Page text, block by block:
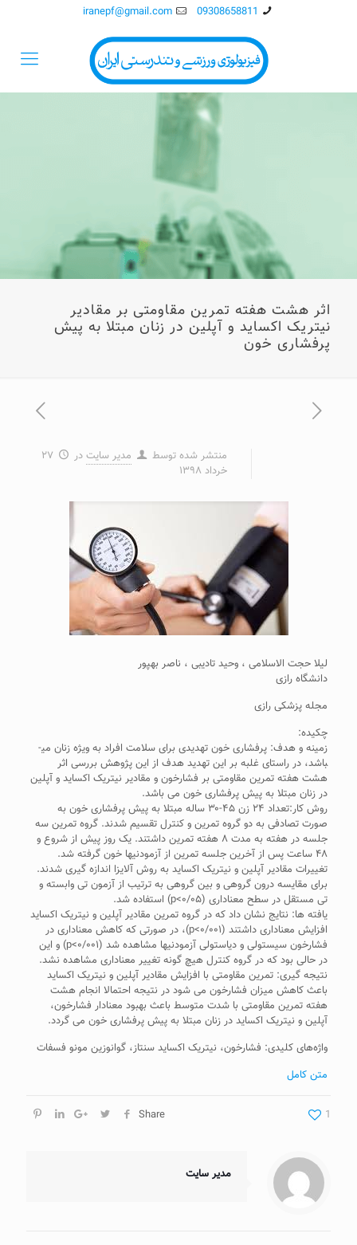
09308658811
iranepf@gmail.com
اثر هشت هفته تمرین مقاومتی بر مقادیر
نیتریک اکساید و آپلین در زنان مبتلا به پیش
پرفشاری خون
منتشر شده توسط مدیر سایت در
۲۷
خرداد ۱۳۹۸
لیلا حجت الاسلامی ، وحید تادیبی ، ناصر بهپور
دانشگاه رازی
مجله پزشکی رازی
چکیده:
زمینه و هدف: پرفشاری خون تهدیدی برای سلامت افراد به ویژه زنان می­
باشد، در راستای غلبه بر این تهدید هدف از این پژوهش بررسی اثر
هشت هفته تمرین مقاومتی بر فشارخون و مقادیر نیتریک اکساید و آپلین
در زنان مبتلا به پیش پرفشاری خون می باشد.
روش کار:تعداد ۲۴ زن ۴۵-۳۰ ساله مبتلا به پیش پرفشاری خون به
صورت تصادفی به دو گروه تمرین و کنترل تقسیم شدند. گروه تمرین سه
جلسه در هفته به مدت ۸ هفته تمرین داشتند. یک روز پیش از شروع و
۴۸ ساعت پس از آخرین جلسه تمرین از آزمودنی­ها خون گرفته شد.
تغییرات مقادیر آپلین و نیتریک اکساید به روش آلایزا اندازه­ گیری شدند.
برای مقایسه درون گروهی و بین گروهی به ترتیب از آزمون تی وابسته و
تی مستقل در سطح معناداری (۰/۰۵>p) استفاده شد.
یافته­ ها: نتایج نشان داد که در گروه تمرین مقادیر آپلین و نیتریک اکساید
افزایش معناداری داشتند (۰/۰۰۱>p)، در صورتی که کاهش معناداری در
فشارخون سیستولی و دیاستولی آزمودنی­ها مشاهده شد (۰/۰۰۱>p) و این
در حالی بود که در گروه کنترل هیچ­ گونه تغییر معناداری مشاهده نشد.
نتیجه گیری: تمرین مقاومتی با افزایش مقادیر آپلین و نیتریک اکساید
باعث کاهش میزان فشارخون می ­شود در نتیجه احتمالا انجام هشت
هفته تمرین مقاومتی با شدت متوسط باعث بهبود معنادار فشارخون،
آپلین و نیتریک اکساید در زنان مبتلا به پیش پرفشاری خون می ­گردد.
واژه‌های کلیدی: فشارخون، نیتریک اکساید سنتاز، گوانوزین مونو فسفات
متن کامل
Share 1
مدیر سایت